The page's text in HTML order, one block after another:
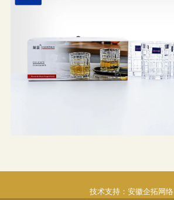
技术支持： 安徽企拓网络